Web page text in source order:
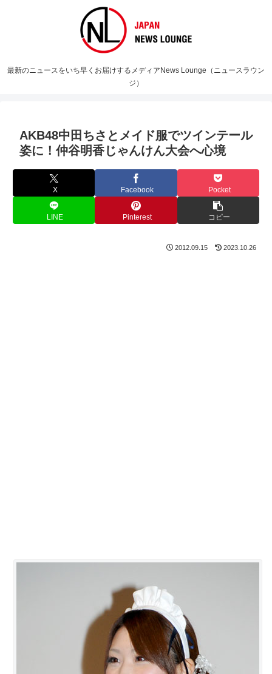
最新のニュースをいち早くお届けするメディアNews Lounge（ニュースラウン
ジ）
AKB48中田ちさとメイド服でツインテール
姿に！仲谷明香じゃんけん大会へ心境
X Facebook Pocket
LINE Pinterest コピー
2012.09.15 2023.10.26